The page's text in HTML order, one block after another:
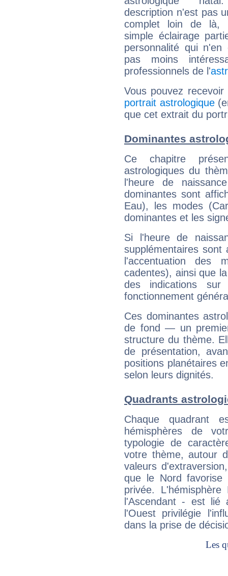
description n'est pas
complet loin de là,
simple éclairage
personnalité qui n'en
pas moins
professionnels de l'
Vous pouvez
portrait astrologique
que cet extrait du
Dominantes
Ce chapitre
astrologiques du
l'heure de
dominantes sont
Eau), les modes
dominantes et les
Si l'heure de
supplémentaires sont
l'accentuation des
cadentes), ainsi que
des indications sur
fonctionnement
Ces dominantes
de fond — un
structure du thème.
de présentation,
positions planétaires
selon leurs dignités.
Quadrants
Chaque quadrant
hémisphères de
typologie de
votre thème, autour
valeurs
que le Nord favorise
privée.
l'Ascendant - est
l'Ouest privilégie
dans la prise de